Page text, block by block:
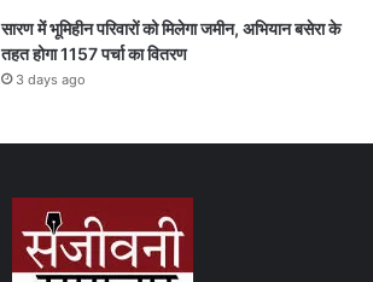
सारण में भूमिहीन परिवारों को मिलेगा जमीन, अभियान बसेरा के
तहत होगा 1157 पर्चा का वितरण
3 days ago